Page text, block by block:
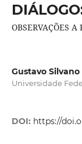
OBSERVAÇÕES
Gustavo
Universidade
DOI: https://